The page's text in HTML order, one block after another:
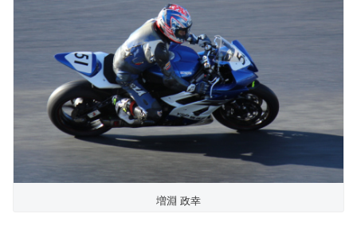
増淵 政幸